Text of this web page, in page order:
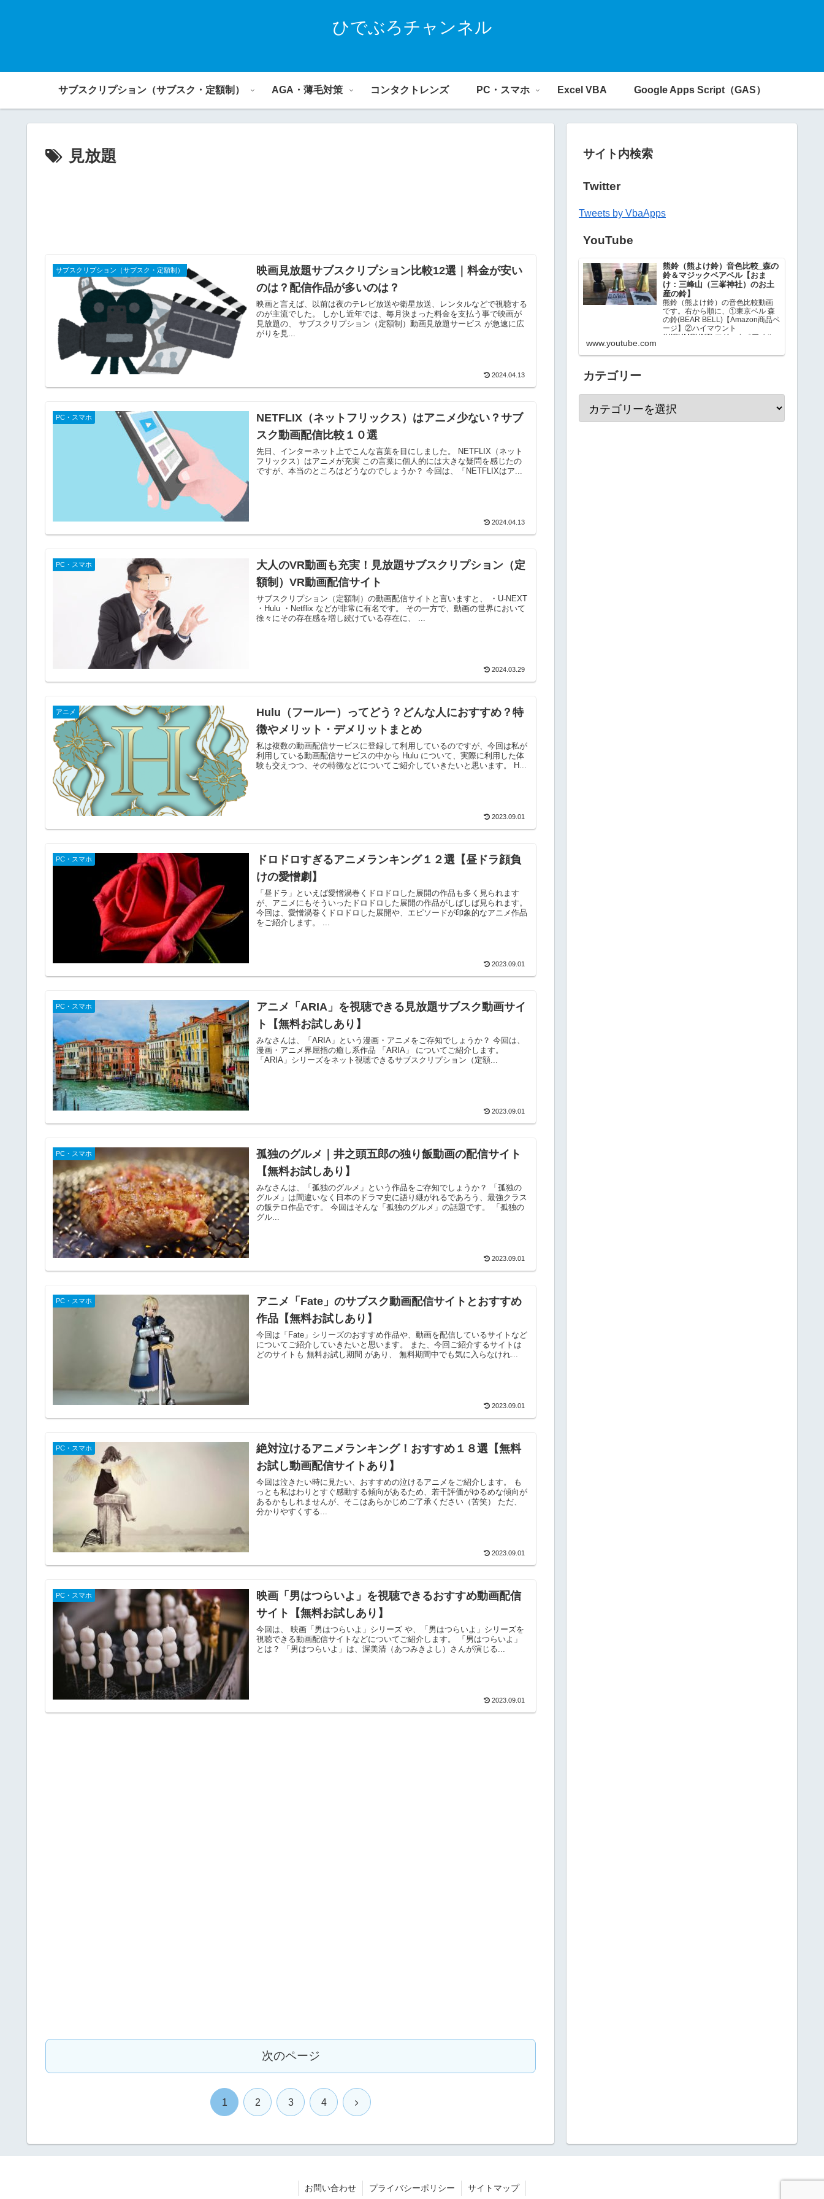
ひでぶろチャンネル
サブスクリプション（サブスク・定額制） AGA・薄毛対策 コンタクトレンズ PC・スマホ Excel VBA Google Apps Script（GAS）
見放題
サブスクリプション（サブスク・定額制）
映画見放題サブスクリプション比較12選｜料金が安い
のは？配信作品が多いのは？
映画と言えば、以前は夜のテレビ放送や衛星放送、レンタルなどで視聴する
のが主流でした。 しかし近年では、毎月決まった料金を支払う事で映画が
見放題の、 サブスクリプション（定額制）動画見放題サービス が急速に広
がりを見...
2024.04.13
PC・スマホ
NETFLIX（ネットフリックス）はアニメ少ない？サブ
スク動画配信比較１０選
先日、インターネット上でこんな言葉を目にしました。 NETFLIX（ネット
フリックス）はアニメが充実 この言葉に個人的には大きな疑問を感じたの
ですが、本当のところはどうなのでしょうか？ 今回は、「NETFLIXはア...
2024.04.13
PC・スマホ
大人のVR動画も充実！見放題サブスクリプション（定
額制）VR動画配信サイト
サブスクリプション（定額制）の動画配信サイトと言いますと、 ・U-NEXT
・Hulu ・Netflix などが非常に有名です。 その一方で、動画の世界において
徐々にその存在感を増し続けている存在に、 ...
2024.03.29
アニメ
Hulu（フールー）ってどう？どんな人におすすめ？特
徴やメリット・デメリットまとめ
私は複数の動画配信サービスに登録して利用しているのですが、今回は私が
利用している動画配信サービスの中から Hulu について、実際に利用した体
験も交えつつ、その特徴などについてご紹介していきたいと思います。 H...
2023.09.01
PC・スマホ
ドロドロすぎるアニメランキング１２選【昼ドラ顔負
けの愛憎劇】
「昼ドラ」といえば愛憎渦巻くドロドロした展開の作品も多く見られます
が、アニメにもそういったドロドロした展開の作品がしばしば見られます。
今回は、愛憎渦巻くドロドロした展開や、エピソードが印象的なアニメ作品
をご紹介します。 ...
2023.09.01
PC・スマホ
アニメ「ARIA」を視聴できる見放題サブスク動画サイ
ト【無料お試しあり】
みなさんは、「ARIA」という漫画・アニメをご存知でしょうか？ 今回は、
漫画・アニメ界屈指の癒し系作品 「ARIA」 についてご紹介します。
「ARIA」シリーズをネット視聴できるサブスクリプション（定額...
2023.09.01
PC・スマホ
孤独のグルメ｜井之頭五郎の独り飯動画の配信サイト
【無料お試しあり】
みなさんは、「孤独のグルメ」という作品をご存知でしょうか？ 「孤独の
グルメ」は間違いなく日本のドラマ史に語り継がれるであろう、最強クラス
の飯テロ作品です。 今回はそんな「孤独のグルメ」の話題です。 「孤独の
グル...
2023.09.01
PC・スマホ
アニメ「Fate」のサブスク動画配信サイトとおすすめ
作品【無料お試しあり】
今回は「Fate」シリーズのおすすめ作品や、動画を配信しているサイトなど
についてご紹介していきたいと思います。 また、今回ご紹介するサイトは
どのサイトも 無料お試し期間 があり、 無料期間中でも気に入らなけれ...
2023.09.01
PC・スマホ
絶対泣けるアニメランキング！おすすめ１８選【無料
お試し動画配信サイトあり】
今回は泣きたい時に見たい、おすすめの泣けるアニメをご紹介します。 も
っとも私はわりとすぐ感動する傾向があるため、若干評価がゆるめな傾向が
あるかもしれませんが、そこはあらかじめご了承ください（苦笑） ただ、
分かりやすくする...
2023.09.01
PC・スマホ
映画「男はつらいよ」を視聴できるおすすめ動画配信
サイト【無料お試しあり】
今回は、 映画「男はつらいよ」シリーズ や、「男はつらいよ」シリーズを
視聴できる動画配信サイトなどについてご紹介します。 「男はつらいよ」
とは？ 「男はつらいよ」は、渥美清（あつみきよし）さんが演じる...
2023.09.01
次のページ
1 2 3 4
サイト内検索
Twitter
Tweets by VbaApps
YouTube
熊鈴（熊よけ鈴）音色比較_森の
鈴＆マジックベアベル【おま
け：三峰山（三峯神社）のお土
産の鈴】
熊鈴（熊よけ鈴）の音色比較動画
です。右から順に、①東京ベル 森
の鈴(BEAR BELL)【Amazon商品ペ
ージ】②ハイマウント
(HIGHMOUNT) マジックベアベル
（三峯神社）のお土産…
www.youtube.com
カテゴリー
お問い合わせ プライバシーポリシー サイトマップ